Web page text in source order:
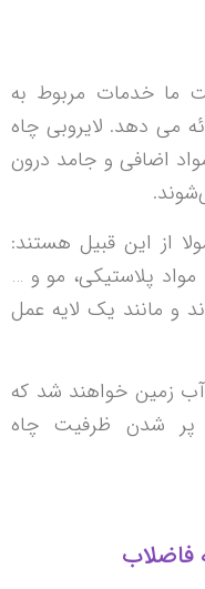
ما خدمات مربوط به
می دهد. لایروبی چاه
اضافی و جامد درون
از این قبیل هستند:
پلاستیکی، مو و …
و مانند یک لایه عمل
زمین خواهند شد که
پر شدن ظرفیت چاه
فاضلاب